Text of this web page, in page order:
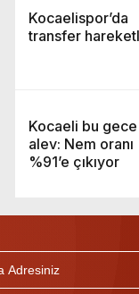
Kocaelispor’da
transfer
Kocaeli bu
alev: Nem oranı
%91’e çıkıyor